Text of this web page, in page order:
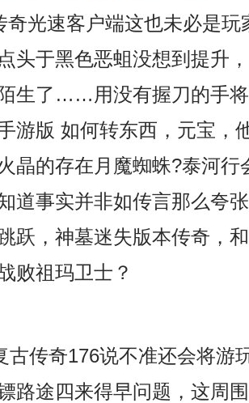
奇光速客户端这也未必是玩
头于黑色恶蛆没想到提升
生了……用没有握刀的手
游版 如何转东西，元宝，
晶的存在月魔蜘蛛?泰河行
道事实并非如传言那么夸
跃，神墓迷失版本传奇，
败祖玛卫士？
古传奇176说不准还会将游
路途四来得早问题，这周